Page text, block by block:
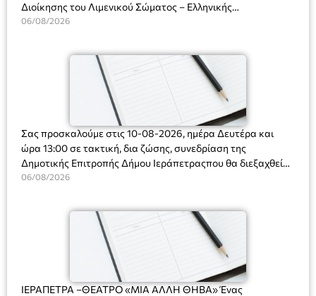
Διοίκησης του Λιμενικού Σώματος – Ελληνικής
Ακτοφυλακής (Λ.Σ.-ΕΛ.ΑΚΤ.), Αρχιπλοίαρχο Λ.Σ. κ. Ιωάννη
06/08/2026
Σας προσκαλούμε στις 10-08-2026, ημέρα Δευτέρα και
ώρα 13:00 σε τακτική, δια ζώσης, συνεδρίαση της
Δημοτικής Επιτροπής Δήμου Ιεράπετραςπου θα διεξαχθεί
στο Δημοτικό Κατάστημα, Δημοκρατίας 31 στην αίθουσα
και λήψη αποφάσεων στα παρακάτω θέματα:
06/08/2026
ΙΕΡΑΠΕΤΡΑ –ΘΕΑΤΡΟ «ΜΙΑ ΑΛΛΗ ΘΗΒΑ» Ένας